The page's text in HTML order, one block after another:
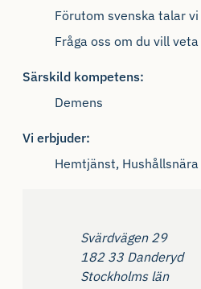
Förutom svenska talar
Fråga oss om du vill
Särskild kompetens:
Demens
Vi erbjuder:
Hemtjänst,
AdressSvärdvägen 29
182 33 Danderyd
Stockholms län